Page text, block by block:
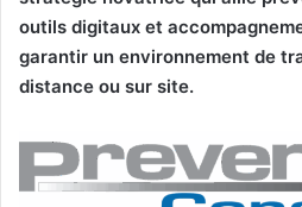
outils digitaux et
garantir un environnement de
distance ou sur site.